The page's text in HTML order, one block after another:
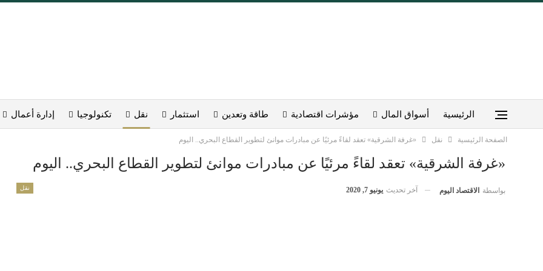
الرئيسية أسواق المال مؤشرات اقتصادية طاقة وتعدين استثمار نقل تكنولوجيا إدارة أعمال
الصفحة الرئيسية نقل «غرفة الشرقية» تعقد لقاءً مرئيًا عن مبادرات موانئ لتطوير القطاع البحري.. اليوم
«غرفة الشرقية» تعقد لقاءً مرئيًا عن مبادرات موانئ لتطوير القطاع البحري.. اليوم
نقل بواسطة الاقتصاد اليوم آخر تحديث يونيو 7, 2020